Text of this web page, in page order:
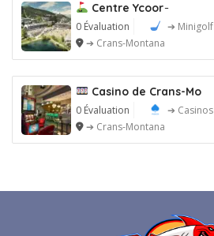
Centre Ycoor ̵
0 Évaluation
➔ Minigolf
➔ Crans-Montana
Casino de Crans-Mo
0 Évaluation
➔ Casinos
➔ Crans-Montana